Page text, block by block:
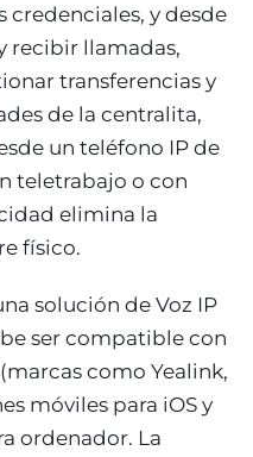
credenciales, y desde
recibir llamadas,
transferencias y
de la centralita,
un teléfono IP de
teletrabajo o con
elimina la
físico.
solución de Voz IP
ser compatible con
como Yealink,
móviles para iOS y
ordenador. La